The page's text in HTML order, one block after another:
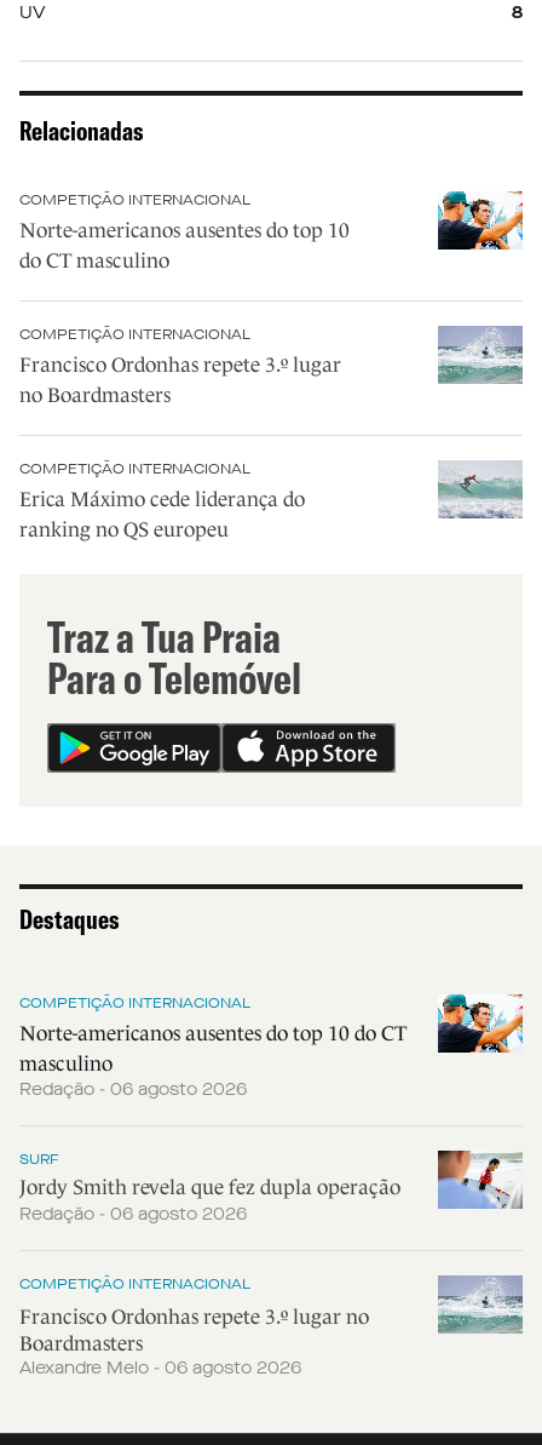
UV
8
Relacionadas
COMPETIÇÃO INTERNACIONAL
Norte-americanos ausentes do top 10
do CT masculino
COMPETIÇÃO INTERNACIONAL
Francisco Ordonhas repete 3.º lugar
no Boardmasters
COMPETIÇÃO INTERNACIONAL
Erica Máximo cede liderança do
ranking no QS europeu
Traz a Tua Praia
Para o Telemóvel
Destaques
COMPETIÇÃO INTERNACIONAL
Norte-americanos ausentes do top 10 do CT
masculino
Redação - 06 agosto 2026
SURF
Jordy Smith revela que fez dupla operação
Redação - 06 agosto 2026
COMPETIÇÃO INTERNACIONAL
Francisco Ordonhas repete 3.º lugar no
Boardmasters
Alexandre Melo - 06 agosto 2026